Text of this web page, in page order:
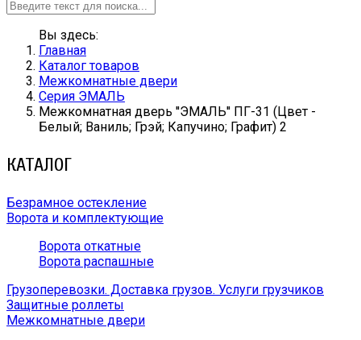
Вы здесь:
Главная
Каталог товаров
Межкомнатные двери
Серия ЭМАЛЬ
Межкомнатная дверь ''ЭМАЛЬ'' ПГ-31 (Цвет -
Белый; Ваниль; Грэй; Капучино; Графит) 2
КАТАЛОГ
Безрамное остекление
Ворота и комплектующие
Ворота откатные
Ворота распашные
Грузоперевозки. Доставка грузов. Услуги грузчиков
Защитные роллеты
Межкомнатные двери